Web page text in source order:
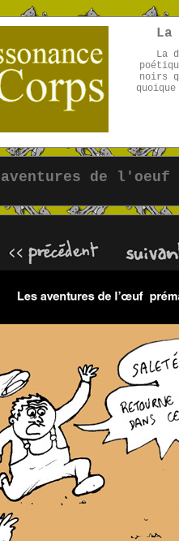
La
La
noirs
de l'oeuf